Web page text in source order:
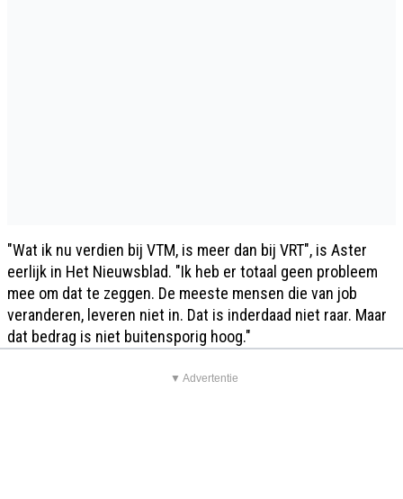
"Wat ik nu verdien bij VTM, is meer dan bij VRT", is Aster
eerlijk in Het Nieuwsblad. "Ik heb er totaal geen probleem
mee om dat te zeggen. De meeste mensen die van job
veranderen, leveren niet in. Dat is inderdaad niet raar. Maar
dat bedrag is niet buitensporig hoog."
▼ Advertentie